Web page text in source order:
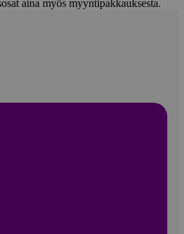
aina myös myyntipakkauksesta.